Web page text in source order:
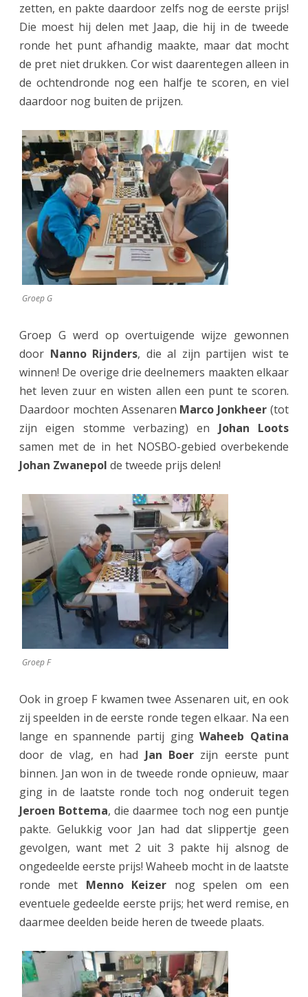
zetten, en pakte daardoor zelfs nog de eerste prijs!
Die moest hij delen met Jaap, die hij in de tweede
ronde het punt afhandig maakte, maar dat mocht
de pret niet drukken. Cor wist daarentegen alleen in
de ochtendronde nog een halfje te scoren, en viel
daardoor nog buiten de prijzen.
Groep G
Groep G werd op overtuigende wijze gewonnen
door Nanno Rijnders, die al zijn partijen wist te
winnen! De overige drie deelnemers maakten elkaar
het leven zuur en wisten allen een punt te scoren.
Daardoor mochten Assenaren Marco Jonkheer (tot
zijn eigen stomme verbazing) en Johan Loots
samen met de in het NOSBO-gebied overbekende
Johan Zwanepol de tweede prijs delen!
Groep F
Ook in groep F kwamen twee Assenaren uit, en ook
zij speelden in de eerste ronde tegen elkaar. Na een
lange en spannende partij gingWaheeb Qatina
door de vlag, en had Jan Boer zijn eerste punt
binnen. Jan won in de tweede ronde opnieuw, maar
ging in de laatste ronde toch nog onderuit tegen
Jeroen Bottema, die daarmee toch nog een puntje
pakte. Gelukkig voor Jan had dat slippertje geen
gevolgen, want met 2 uit 3 pakte hij alsnog de
ongedeelde eerste prijs! Waheeb mocht in de laatste
ronde met Menno Keizer nog spelen om een
eventuele gedeelde eerste prijs; het werd remise, en
daarmee deelden beide heren de tweede plaats.